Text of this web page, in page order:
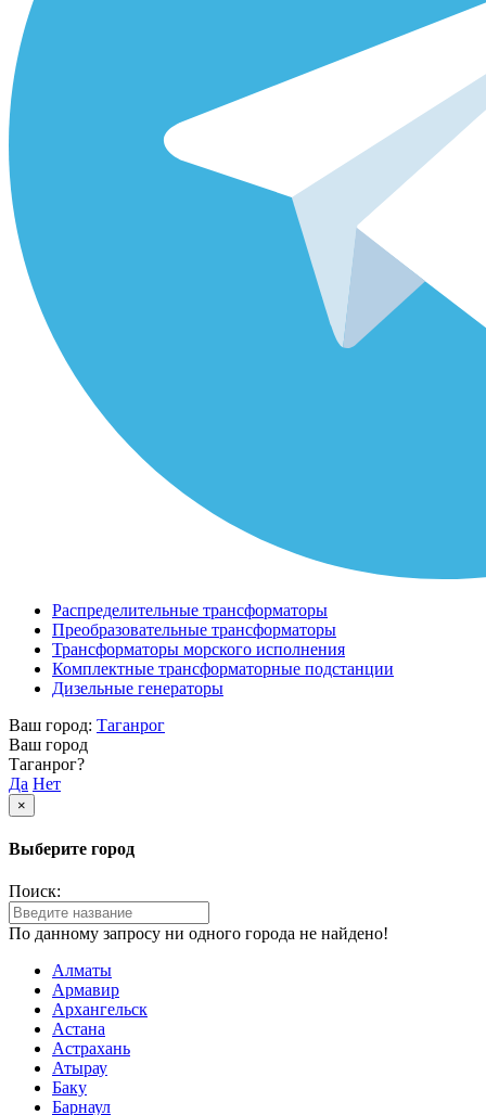
Распределительные трансформаторы
Преобразовательные трансформаторы
Трансформаторы морского исполнения
Комплектные трансформаторные подстанции
Дизельные генераторы
Ваш город: Таганрог
Ваш город
Таганрог?
Да Нет
×
Выберите город
Поиск:
По данному запросу ни одного города не найдено!
Алматы
Армавир
Архангельск
Астана
Астрахань
Атырау
Баку
Барнаул